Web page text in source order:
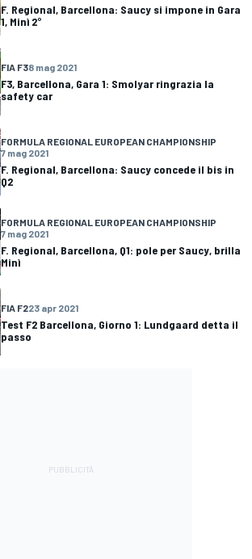
F. Regional, Barcellona: Saucy si impone in Gara
1, Minì 2°
FIA F38 mag 2021
F3, Barcellona, Gara 1: Smolyar ringrazia la
safety car
FORMULA REGIONAL EUROPEAN CHAMPIONSHIP
7 mag 2021
F. Regional, Barcellona: Saucy concede il bis in
Q2
FORMULA REGIONAL EUROPEAN CHAMPIONSHIP
7 mag 2021
F. Regional, Barcellona, Q1: pole per Saucy, brilla
Minì
FIA F223 apr 2021
Test F2 Barcellona, Giorno 1: Lundgaard detta il
passo